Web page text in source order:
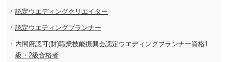
認定ウエディングクリエイター
認定ウエディングプランナー
内閣府認可(財)職業技能振興会認定ウエディングプランナー資格1
級・2級合格者